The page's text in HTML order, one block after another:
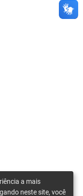
a mais
neste site, você